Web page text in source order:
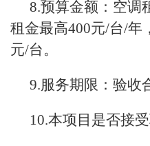
8.预算金额：空调
租金最高400元/台/年
元/台。
9.服务期限：验收
10.本项目是否接